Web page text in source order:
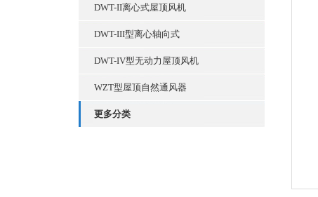
DWT-II离心式屋顶风机
DWT-III型离心轴向式
DWT-IV型无动力屋顶风机
WZT型屋顶自然通风器
更多分类